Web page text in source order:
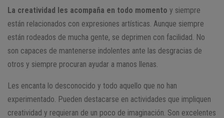
La creatividad les acompaña en todo momento y siempre
están relacionados con expresiones artísticas. Aunque siempre
están rodeados de mucha gente, se deprimen con facilidad. No
son capaces de mantenerse indolentes ante las desgracias de
otros y siempre procuran ayudar a manos llenas.
Les encanta lo desconocido y todo aquello que no han
experimentado. Pueden destacarse en actividades que impliquen
creatividad y requieran de un poco de imaginación. Son excelentes